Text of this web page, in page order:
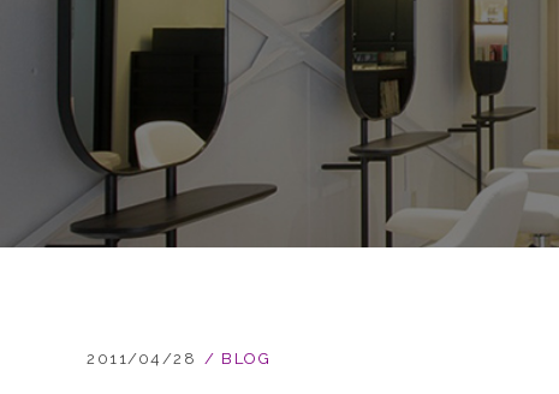
2011/04/28 BLOG